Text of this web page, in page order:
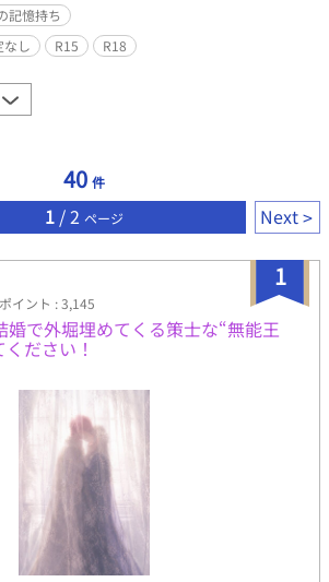
記憶持ち
なし R15 R18
40 件
1 / 2 ページ Next
1
イント : 3,145
婚で外堀埋めてくる策士な“無能王
ださい！